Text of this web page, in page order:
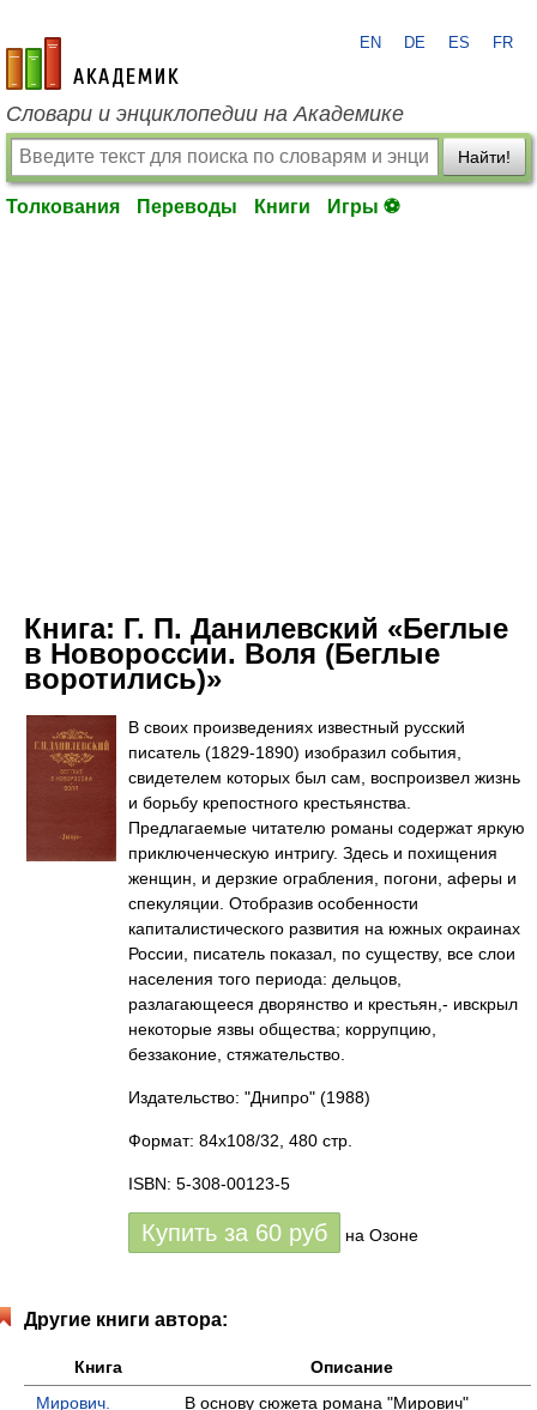
academic.ru
EN DE ES FR
Словари и энциклопедии на Академике
Найти!
Толкования Переводы Книги Игры ⚽
Книга: Г. П. Данилевский «Беглые
в Новороссии. Воля (Беглые
воротились)»
В своих произведениях известный русский
писатель (1829-1890) изобразил события,
свидетелем которых был сам, воспроизвел жизнь
и борьбу крепостного крестьянства.
Предлагаемые читателю романы содержат яркую
приключенческую интригу. Здесь и похищения
женщин, и дерзкие ограбления, погони, аферы и
спекуляции. Отобразив особенности
капиталистического развития на южных окраинах
России, писатель показал, по существу, все слои
населения того периода: дельцов,
разлагающееся дворянство и крестьян,- ивскрыл
некоторые язвы общества; коррупцию,
беззаконие, стяжательство.
Издательство: "Днипро" (1988)
Формат: 84x108/32, 480 стр.
ISBN: 5-308-00123-5
Купить за 60 руб на Озоне
Другие книги автора:
Книга
Описание
Мирович.
В основу сюжета романа "Мирович"